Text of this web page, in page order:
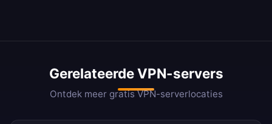
Gerelateerde VPN-servers
Ontdek meer gratis VPN-serverlocaties